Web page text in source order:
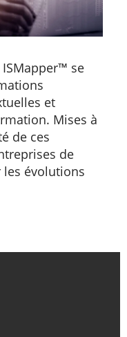
ISMapper™ se
et
Mises à
de ces
de
évolutions